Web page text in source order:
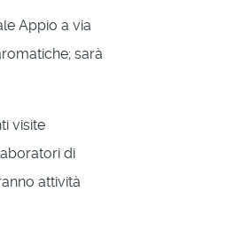
Appio a via
sarà
visite
di
attività